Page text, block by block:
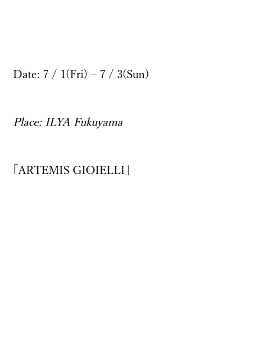
Date: 7 / 1(Fri) – 7 / 3(Sun)
Place: ILYA Fukuyama
｢ARTEMIS GIOIELLI｣